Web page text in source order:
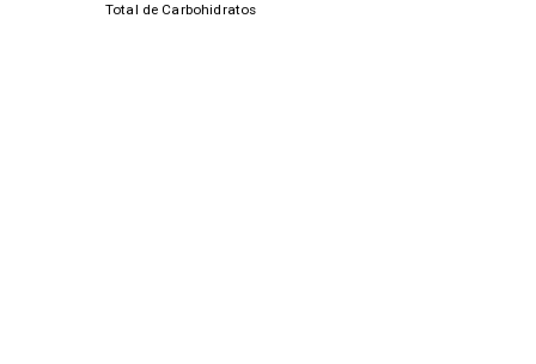
Total de Carbohidratos